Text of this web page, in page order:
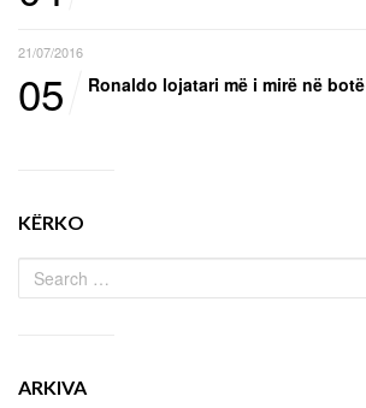
21/07/2016
05 Ronaldo lojatari më i mirë në botë
KËRKO
ARKIVA